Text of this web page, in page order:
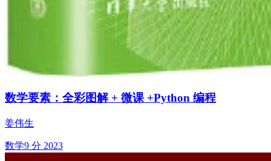
数学要素：全彩图解 + 微课 +Python 编程
姜伟生
数学9 分 2023